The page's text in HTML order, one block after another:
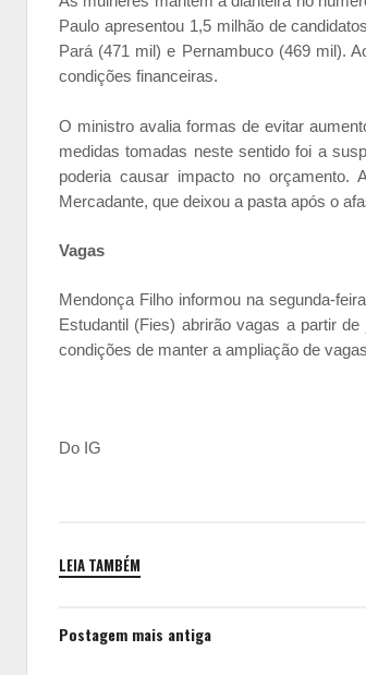
Paulo apresentou 1,5 milhão de
Pará (471 mil) e Pernambuco (469 mil).
condições financeiras.
O ministro avalia formas de evitar
medidas tomadas neste sentido foi a
poderia causar impacto no
Mercadante, que deixou a pasta após o
Vagas
Mendonça Filho informou na segunda-
Estudantil (Fies) abrirão vagas a partir
condições de manter a ampliação de
Do IG
LEIA TAMBÉM
Postagem mais antiga